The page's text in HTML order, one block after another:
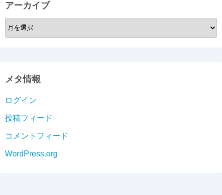
アーカイブ
ア
ー
ブ
メタ情報
ログイン
投稿フィード
コメントフィード
WordPress.org